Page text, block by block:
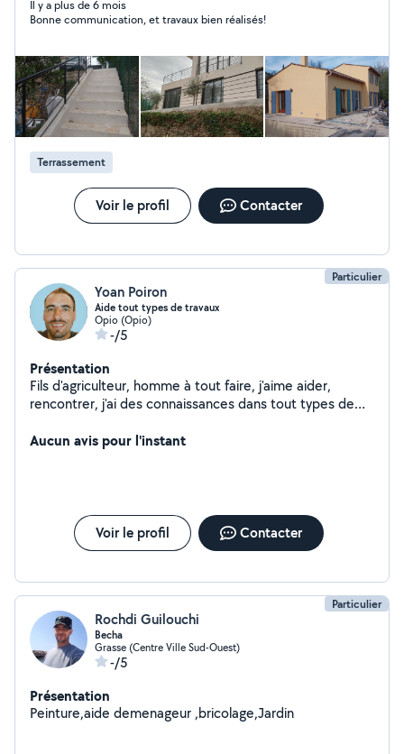
Il y a plus de 6 mois
Bonne communication, et travaux bien réalisés!
Terrassement
Voir le profil Contacter
Particulier
Yoan Poiron
Aide tout types de travaux
Opio (Opio)
-/5
Présentation
Fils d'agriculteur, homme à tout faire, j'aime aider,
rencontrer, j'ai des connaissances dans tout types de
Aucun avis pour l'instant
Voir le profil Contacter
Particulier
Rochdi Guilouchi
Becha
Grasse (Centre Ville Sud-Ouest)
-/5
Présentation
Peinture,aide demenageur ,bricolage,Jardin